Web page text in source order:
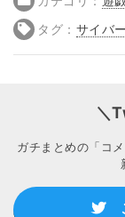
タグ： サイバ
＼
ガチまとめの「コ